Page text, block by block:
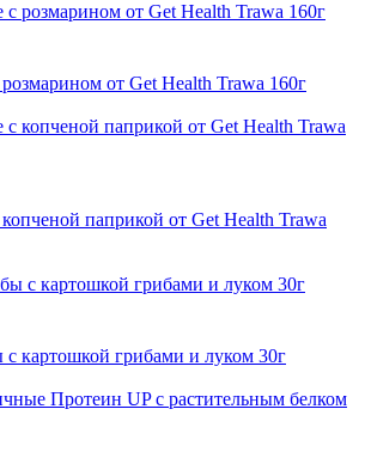
от Get Health Trawa 160г
паприкой от Get Health Trawa
картошкой грибами и луком 30г